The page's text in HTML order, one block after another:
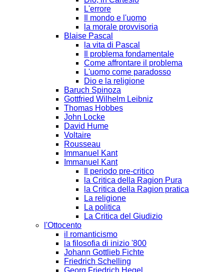
L'errore
Il mondo e l'uomo
la morale provvisoria
Blaise Pascal
la vita di Pascal
Il problema fondamentale
Come affrontare il problema
L'uomo come paradosso
Dio e la religione
Baruch Spinoza
Gottfried Wilhelm Leibniz
Thomas Hobbes
John Locke
David Hume
Voltaire
Rousseau
Immanuel Kant
Immanuel Kant
Il periodo pre-critico
la Critica della Ragion Pura
la Critica della Ragion pratica
La religione
La politica
La Critica del Giudizio
l'Ottocento
il romanticismo
la filosofia di inizio '800
Johann Gottlieb Fichte
Friedrich Schelling
Georg Friedrich Hegel